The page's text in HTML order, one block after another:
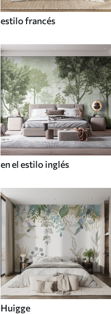
estilo francés
en el estilo inglés
Huigge